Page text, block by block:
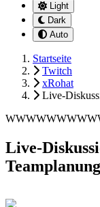
Light
Dark
Auto
Startseite
Twitch
xRohat
Live-
Live-